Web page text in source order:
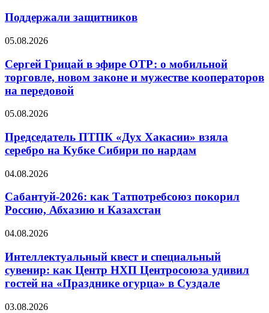
Поддержали защитников
05.08.2026
Сергей Грицай в эфире ОТР: о мобильной
торговле, новом законе и мужестве кооператоров
на передовой
05.08.2026
Председатель ПТПК «Дух Хакасии» взяла
серебро на Кубке Сибири по нардам
04.08.2026
Сабантуй-2026: как Татпотребсоюз покорил
Россию, Абхазию и Казахстан
04.08.2026
Интеллектуальный квест и специальный
сувенир: как Центр НХП Центросоюза удивил
гостей на «Празднике огурца» в Суздале
03.08.2026